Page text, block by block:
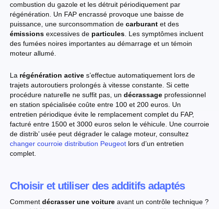
combustion du gazole et les détruit périodiquement par
régénération. Un FAP encrassé provoque une baisse de
puissance, une surconsommation de carburant et des
émissions excessives de particules . Les symptômes incluent
des fumées noires importantes au démarrage et un témoin
moteur allumé.
La régénération active s’effectue automatiquement lors de
trajets autoroutiers prolongés à vitesse constante. Si cette
procédure naturelle ne suffit pas, un décrassage professionnel
en station spécialisée coûte entre 100 et 200 euros. Un
entretien périodique évite le remplacement complet du FAP,
facturé entre 1500 et 3000 euros selon le véhicule. Une courroie
de distrib’ usée peut dégrader le calage moteur, consultez
changer courroie distribution Peugeot lors d’un entretien
complet.
Choisir et utiliser des additifs adaptés
Comment décrasser une voiture avant un contrôle technique ?